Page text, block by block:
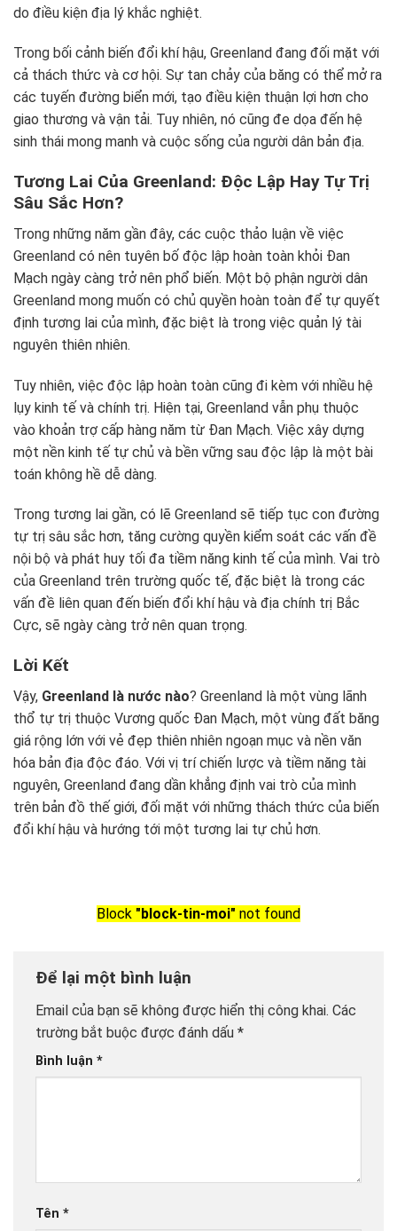
do điều kiện địa lý khắc nghiệt.
Trong bối cảnh biến đổi khí hậu, Greenland đang đối mặt với
cả thách thức và cơ hội. Sự tan chảy của băng có thể mở ra
các tuyến đường biển mới, tạo điều kiện thuận lợi hơn cho
giao thương và vận tải. Tuy nhiên, nó cũng đe dọa đến hệ
sinh thái mong manh và cuộc sống của người dân bản địa.
Tương Lai Của Greenland: Độc Lập Hay Tự Trị
Sâu Sắc Hơn?
Trong những năm gần đây, các cuộc thảo luận về việc
Greenland có nên tuyên bố độc lập hoàn toàn khỏi Đan
Mạch ngày càng trở nên phổ biến. Một bộ phận người dân
Greenland mong muốn có chủ quyền hoàn toàn để tự quyết
định tương lai của mình, đặc biệt là trong việc quản lý tài
nguyên thiên nhiên.
Tuy nhiên, việc độc lập hoàn toàn cũng đi kèm với nhiều hệ
lụy kinh tế và chính trị. Hiện tại, Greenland vẫn phụ thuộc
vào khoản trợ cấp hàng năm từ Đan Mạch. Việc xây dựng
một nền kinh tế tự chủ và bền vững sau độc lập là một bài
toán không hề dễ dàng.
Trong tương lai gần, có lẽ Greenland sẽ tiếp tục con đường
tự trị sâu sắc hơn, tăng cường quyền kiểm soát các vấn đề
nội bộ và phát huy tối đa tiềm năng kinh tế của mình. Vai trò
của Greenland trên trường quốc tế, đặc biệt là trong các
vấn đề liên quan đến biến đổi khí hậu và địa chính trị Bắc
Cực, sẽ ngày càng trở nên quan trọng.
Lời Kết
Vậy, Greenland là nước nào? Greenland là một vùng lãnh
thổ tự trị thuộc Vương quốc Đan Mạch, một vùng đất băng
giá rộng lớn với vẻ đẹp thiên nhiên ngoạn mục và nền văn
hóa bản địa độc đáo. Với vị trí chiến lược và tiềm năng tài
nguyên, Greenland đang dần khẳng định vai trò của mình
trên bản đồ thế giới, đối mặt với những thách thức của biến
đổi khí hậu và hướng tới một tương lai tự chủ hơn.
Block "block-tin-moi" not found
Để lại một bình luận
Email của bạn sẽ không được hiển thị công khai. Các
trường bắt buộc được đánh dấu *
Bình luận *
Tên *